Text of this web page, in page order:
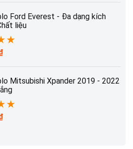
từ
210.000 ₫
đến
230.000 ₫
Ford Everest - Đa dạng kích
liệu
★
Khoảng
từ
210.000 ₫
đến
230.000 ₫
Mitsubishi Xpander 2019 - 2022
★
Khoảng